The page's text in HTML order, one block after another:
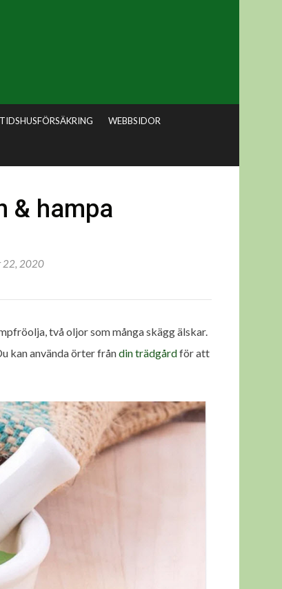
WEBBSIDOR
& hampa
22, 2020
två oljor som många skägg älskar.
kan använda örter fråndin trädgårdför att